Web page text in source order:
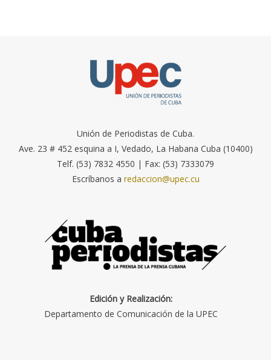
Unión de Periodistas de Cuba.
Ave. 23 # 452 esquina a I, Vedado, La Habana Cuba (10400)
Telf. (53) 7832 4550 | Fax: (53) 7333079
Escríbanos a redaccion@upec.cu
Edición y Realización:
Departamento de Comunicación de la UPEC